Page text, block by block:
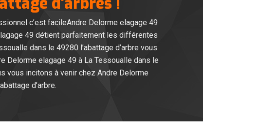
c’est facileAndre Delorme elagage 49
49 détient parfaitement les différentes
dans le 49280 l’abattage d’arbre vous
Delorme elagage 49 à La Tessoualle dans le
vous incitons à venir chez Andre Delorme
d’arbre.